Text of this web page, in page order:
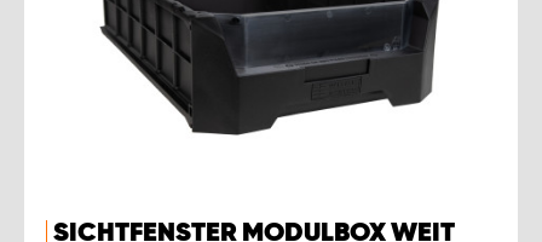
SICHTFENSTER MODULBOX WEIT